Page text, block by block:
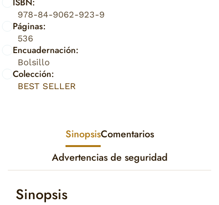
978-84-9062-923-9
Páginas:
536
Encuadernación:
Bolsillo
Colección:
BEST SELLER
SinopsisComentarios
Advertencias de seguridad
Sinopsis